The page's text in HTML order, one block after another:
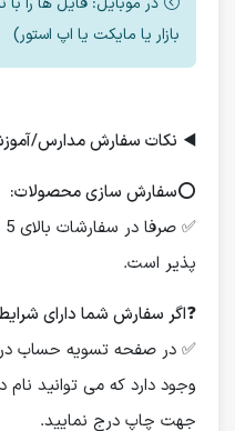
بازار یا مایکت یا اپ استور)
◀️ نکات سفارش مدارس/
⭕️سفارش سازی محصولات:
پذیر است.
❓اگر سفارش شما دارای
✅ در صفحه تسویه حساب
وجود دارد که می توانید
جهت چاپ درج نمایید.